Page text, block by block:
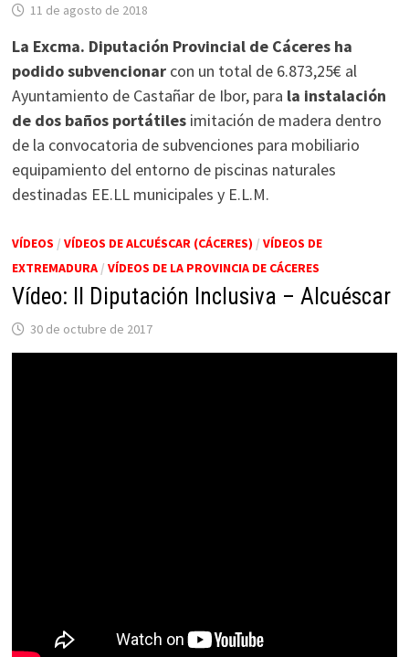
11 de agosto de 2018
La Excma. Diputación Provincial de Cáceres ha
podido subvencionarcon un total de 6.873,25€ al
Ayuntamiento de Castañar de Ibor, para la instalación
de dos baños portátilesimitación de madera dentro
de la convocatoria de subvenciones para mobiliario
equipamiento del entorno de piscinas naturales
destinadas EE.LL municipales y E.L.M.
VÍDEOS / VÍDEOS DE ALCUÉSCAR (CÁCERES) / VÍDEOS DE
EXTREMADURA/ VÍDEOS DE LA PROVINCIA DE CÁCERES
Vídeo: II Diputación Inclusiva – Alcuéscar
30 de octubre de 2017